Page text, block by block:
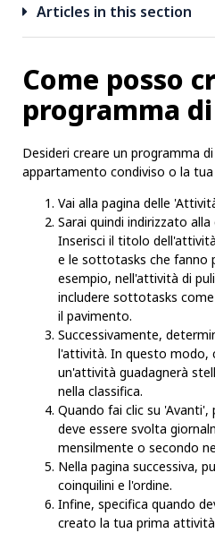
Articles in this section
Come posso
programma
Desideri creare un programma
appartamento condiviso o la
Vai alla pagina delle
Sarai quindi indirizzato
Inserisci il titolo
e le sottotasks che fanno
esempio, nell'attività di
includere sottotasks
il pavimento.
Successivamente,
l'attività. In questo modo,
un'attività guadagnerà
nella classifica.
Quando fai clic su
deve essere svolta
mensilmente o secondo
Nella pagina successiva,
coinquilini e l'ordine.
Infine, specifica quando
creato la tua prima